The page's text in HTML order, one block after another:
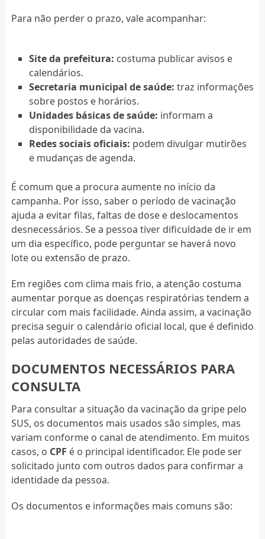
Para não perder o prazo, vale acompanhar:
Site da prefeitura: costuma publicar avisos e
calendários.
Secretaria municipal de saúde: traz informações
sobre postos e horários.
Unidades básicas de saúde: informam a
disponibilidade da vacina.
Redes sociais oficiais: podem divulgar mutirões
e mudanças de agenda.
É comum que a procura aumente no início da
campanha. Por isso, saber o período de vacinação
ajuda a evitar filas, faltas de dose e deslocamentos
desnecessários. Se a pessoa tiver dificuldade de ir em
um dia específico, pode perguntar se haverá novo
lote ou extensão de prazo.
Em regiões com clima mais frio, a atenção costuma
aumentar porque as doenças respiratórias tendem a
circular com mais facilidade. Ainda assim, a vacinação
precisa seguir o calendário oficial local, que é definido
pelas autoridades de saúde.
DOCUMENTOS NECESSÁRIOS PARA
CONSULTA
Para consultar a situação da vacinação da gripe pelo
SUS, os documentos mais usados são simples, mas
variam conforme o canal de atendimento. Em muitos
casos, o CPF é o principal identificador. Ele pode ser
solicitado junto com outros dados para confirmar a
identidade da pessoa.
Os documentos e informações mais comuns são: